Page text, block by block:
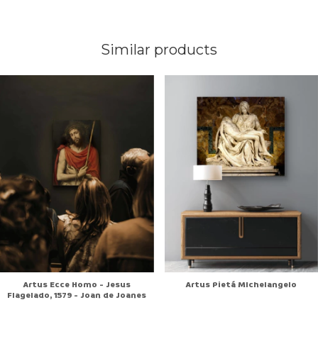
Similar products
Artus Ecce Homo - Jesus
Flagelado, 1579 - Joan de Joanes
Artus Pietá MIchelangelo